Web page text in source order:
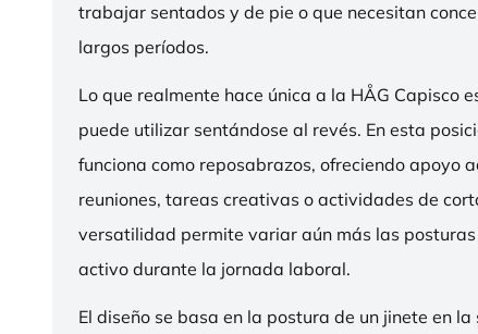
trabajar sentados y de pie o que necesitan
largos períodos.
Lo que realmente hace única a la HÅG Capisco
puede utilizar sentándose al revés. En esta
funciona como reposabrazos, ofreciendo apoyo
reuniones, tareas creativas o actividades de
versatilidad permite variar aún más las
activo durante la jornada laboral.
El diseño se basa en la postura de un jinete en